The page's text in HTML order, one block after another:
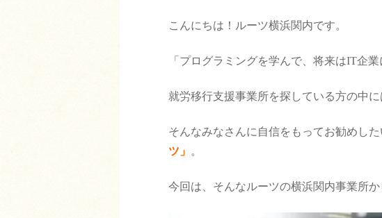
こんにちは！ルーツ横浜関内です。
「プログラミングを学んで、将来はIT企
就労移行支援事業所を探している方の中
そんなみなさんに自信をもってお勧めした
ツ」 。
今回は、そんなルーツの横浜関内事業所